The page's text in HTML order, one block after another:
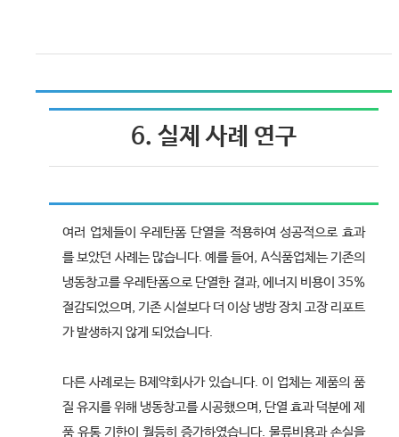
6. 실제 사례 연구
여러 업체들이 우레탄폼 단열을 적용하여 성공적으로 효과
를 보았던 사례는 많습니다. 예를 들어, A식품업체는 기존의
냉동창고를 우레탄폼으로 단열한 결과, 에너지 비용이 35%
절감되었으며, 기존 시설보다 더 이상 냉방 장치 고장 리포트
가 발생하지 않게 되었습니다.
다른 사례로는 B제약회사가 있습니다. 이 업체는 제품의 품
질 유지를 위해 냉동창고를 시공했으며, 단열 효과 덕분에 제
품 유통 기한이 월등히 증가하였습니다. 물류비용과 손실을